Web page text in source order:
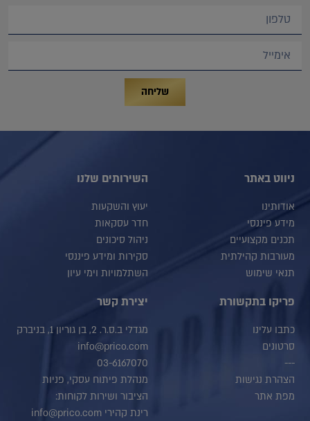
שליחה
ניווט באתר
אודותינו
מידע פיננסי
תכנים מקצועיים
מעורבות קהילתית
תנאי שימוש
השירותים שלנו
יעוץ והשקעות
חדר עסקאות
ניהול סיכונים
סקירות ומידע פיננסי
השתלמויות וימי עיון
פריקו בתקשורת
כתבו עלינו
סרטונים
---
הצהרת נגישות
מפת אתר
יצירת קשר
מגדלי ב.ס.ר. 2, בן גוריון 1, בניברק
info@prico.com
03-6167070
מנהלת פיתוח עסקי, פניות
הציבור ושירות לקוחות:
רינת קהירי info@prico.com